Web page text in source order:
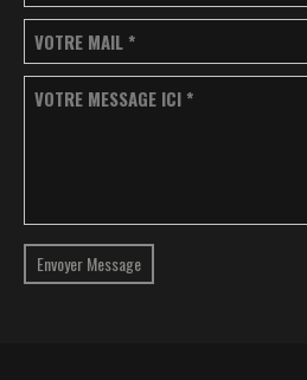
VOTRE MAIL *
VOTRE MESSAGE ICI *
Envoyer Message